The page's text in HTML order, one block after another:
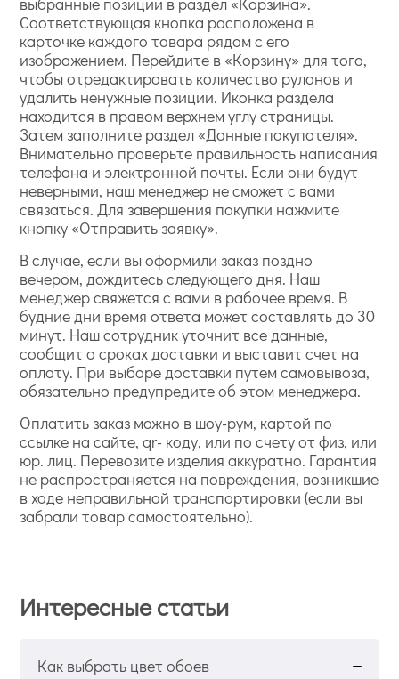
Соответствующая кнопка расположена в
карточке каждого товара рядом с его
изображением. Перейдите в «Корзину» для того,
чтобы отредактировать количество рулонов и
удалить ненужные позиции. Иконка раздела
находится в правом верхнем углу страницы.
Затем заполните раздел «Данные покупателя».
Внимательно проверьте правильность написания
телефона и электронной почты. Если они будут
неверными, наш менеджер не сможет с вами
связаться. Для завершения покупки нажмите
кнопку «Отправить заявку».
В случае, если вы оформили заказ поздно
вечером, дождитесь следующего дня. Наш
менеджер свяжется с вами в рабочее время. В
будние дни время ответа может составлять до 30
минут. Наш сотрудник уточнит все данные,
сообщит о сроках доставки и выставит счет на
оплату. При выборе доставки путем самовывоза,
обязательно предупредите об этом менеджера.
Оплатить заказ можно в шоу-рум, картой по
ссылке на сайте, qr- коду, или по счету от физ, или
юр. лиц. Перевозите изделия аккуратно. Гарантия
не распространяется на повреждения, возникшие
в ходе неправильной транспортировки (если вы
забрали товар самостоятельно).
Интересные статьи
Как выбрать цвет обоев